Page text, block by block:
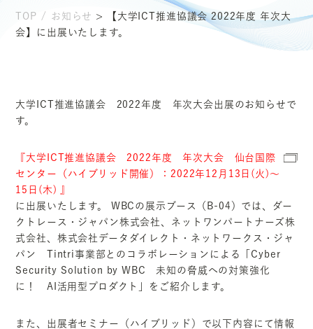
TOP お知らせ > 【大学ICT推進協議会 2022年度 年次大
会】に出展いたします。
大学ICT推進協議会 2022年度 年次大会出展のお知らせで
す。
『大学ICT推進協議会 2022年度 年次大会 仙台国際
センター（ハイブリッド開催）：2022年12月13日(火)～
15日(木) 』
に出展いたします。 WBCの展示ブース（B-04）では、ダー
クトレース・ジャパン株式会社、ネットワンパートナーズ株
式会社、株式会社データダイレクト・ネットワークス・ジャ
パン Tintri事業部とのコラボレーションによる「Cyber
Security Solution by WBC 未知の脅威への対策強化
に！ AI活用型プロダクト」をご紹介します。
また、出展者セミナー（ハイブリッド）で以下内容にて情報